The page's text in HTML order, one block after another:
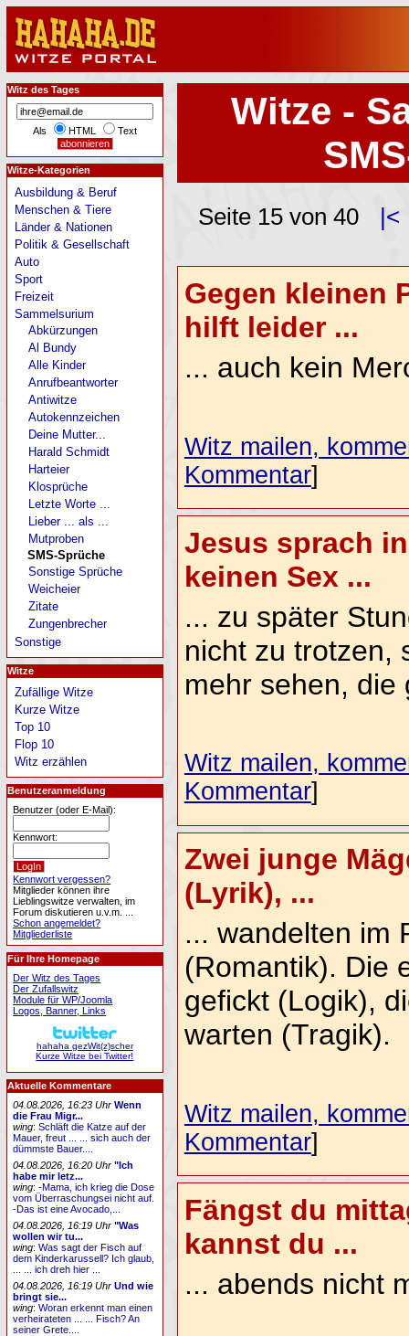
Witze -
Seite 15 von 40 |<
Gegen kleinen
hilft leider ...
... auch kein
Witz mailen,
Kommentar]
Jesus sprach
keinen Sex ...
... zu später
nicht zu trotzen,
mehr sehen, die
Witz mailen,
Kommentar]
Zwei junge
(Lyrik), ...
... wandelten im
(Romantik). Die
gefickt (Logik),
warten (Tragik).
Witz mailen,
Kommentar]
Fängst du
kannst du ...
... abends nicht
Witz des Tages
Als HTML Text
Witze-Kategorien
Ausbildung & Beruf
Menschen & Tiere
Länder & Nationen
Politik & Gesellschaft
Auto
Sport
Freizeit
Sammelsurium
Abkürzungen
Al Bundy
Alle Kinder
Anrufbeantworter
Antiwitze
Autokennzeichen
Deine Mutter...
Harald Schmidt
Harteier
Klosprüche
Letzte Worte ...
Lieber ... als ...
Mutproben
SMS-Sprüche
Sonstige Sprüche
Weicheier
Zitate
Zungenbrecher
Sonstige
Witze
Zufällige Witze
Kurze Witze
Top 10
Flop 10
Witz erzählen
Benutzeranmeldung
Benutzer (oder E-Mail):
Kennwort:
Kennwort vergessen?
Mitglieder können ihre
Lieblingswitze verwalten, im
Forum diskutieren u.v.m. ...
Schon angemeldet?
Mitgliederliste
Für Ihre Homepage
Der Witz des Tages
Der Zufallswitz
Module für WP/Joomla
Logos, Banner, Links
hahaha gezWit(z)scher
Kurze Witze bei Twitter!
Aktuelle Kommentare
04.08.2026, 16:23 Uhr Wenn
die Frau Migr...
wing:Schläft die Katze auf der
Mauer, freut ... ... sich auch der
dümmste Bauer....
04.08.2026, 16:20 Uhr "Ich
habe mir letz...
wing:-Mama, ich krieg die Dose
vom Überraschungsei nicht auf.
-Das ist eine Avocado,...
04.08.2026, 16:19 Uhr "Was
wollen wir tu...
wing:Was sagt der Fisch auf
dem Kinderkarussell? Ich glaub,
... ... ich dreh hier ...
04.08.2026, 16:19 Uhr Und wie
bringt sie...
wing:Woran erkennt man einen
verheirateten ... ... Fisch? An
seiner Grete....